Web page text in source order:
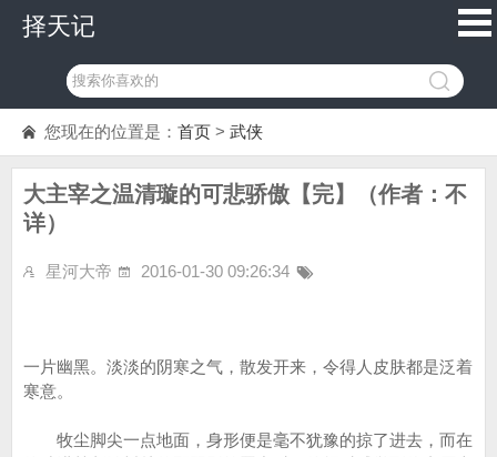
择天记
您现在的位置是： 首页 > 武侠
大主宰之温清璇的可悲骄傲【完】（作者：不
详）
星河大帝 2016-01-30 09:26:34
一片幽黑。淡淡的阴寒之气，散发开来，令得人皮肤都是泛着
寒意。
牧尘脚尖一点地面，身形便是毫不犹豫的掠了进去，而在